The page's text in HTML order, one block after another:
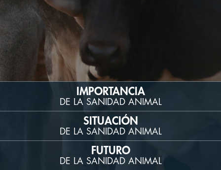
IMPORTANCIA
DE LA SANIDAD ANIMAL
SITUACIÓN
DE LA SANIDAD ANIMAL
FUTURO
DE LA SANIDAD ANIMAL